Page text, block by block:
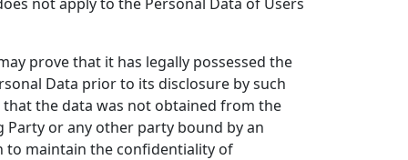
prove that it has legally possessed the
Data prior to its disclosure by such
the data was not obtained from the
Party or any other party bound by an
to maintain the confidentiality of